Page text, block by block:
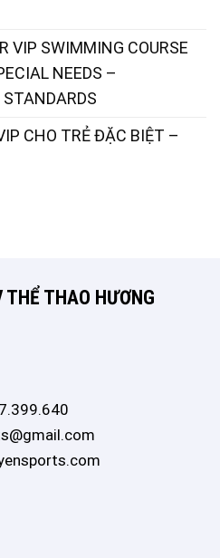
VIP SWIMMING COURSE
NEEDS –
CHO TRẺ ĐẶC BIỆT –
THAO HƯƠNG